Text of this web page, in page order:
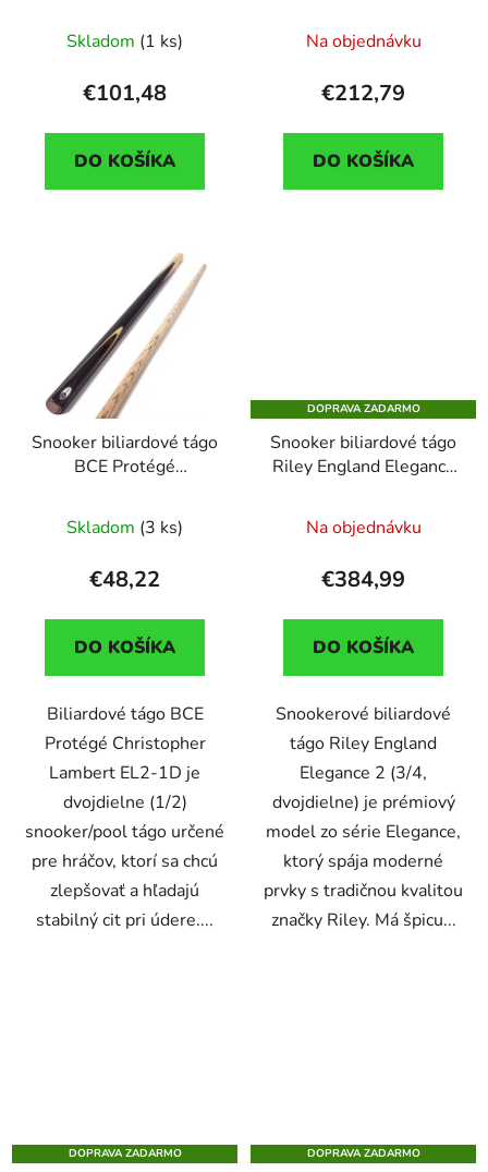
Skladom (1 ks)
€101,48
DO KOŠÍKA
Na objednávku
€212,79
DO KOŠÍKA
Snooker biliardové tágo
BCE Protégé
EL2-1D dvojdielne
Skladom (3 ks)
€48,22
DO KOŠÍKA
Biliardové tágo BCE
Protégé Christopher
Lambert EL2-1D je
dvojdielne (1/2)
snooker/pool tágo určené
pre hráčov, ktorí sa chcú
zlepšovať a hľadajú
stabilný cit pri údere....
DOPRAVA ZADARMO
Snooker biliardové tágo
Riley England Elegance
teleskopickým
predlžovákom
Na objednávku
€384,99
DO KOŠÍKA
Snookerové biliardové
tágo Riley England
Elegance 2 (3/4,
dvojdielne) je prémiový
model zo série Elegance,
ktorý spája moderné
prvky s tradičnou kvalitou
značky Riley. Má špicu...
DOPRAVA ZADARMO DOPRAVA ZADARMO